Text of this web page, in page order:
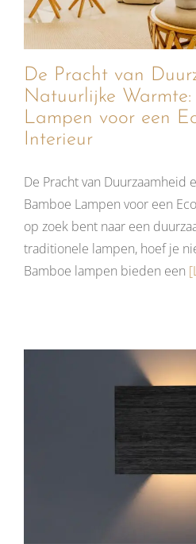
De Pracht van
Natuurlijke Warmte:
Lampen voor een
Interieur
De Pracht van Duurzaamheid
Bamboe Lampen voor een
op zoek bent naar een
traditionele lampen, hoef je
Bamboe lampen bieden een